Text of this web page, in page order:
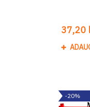
37,20
-20%